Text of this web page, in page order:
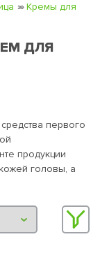
Кремы для
ДЛЯ
первого
продукции
головы, а